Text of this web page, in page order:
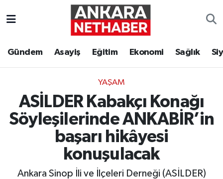
Gündem Asayiş Eğitim Ekonomi Sağlık
YAŞAM
ASİLDER Kabakçı Konağı
Söyleşilerinde ANKABİR’in
başarı hikâyesi
konuşulacak
Ankara Sinop İli ve İlçeleri Derneği (ASİLDER)
Ekonomi
Gündem
Ankara Hava Durumu
Süper Lig Puan Durumu ve Fikstür
Tüm Manşetler
Son Dakika Haberleri